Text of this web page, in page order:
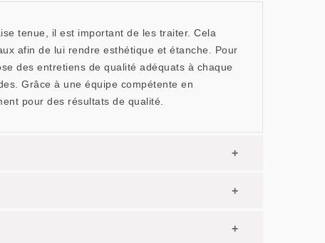
tenue, il est important de les traiter. Cela
afin de lui rendre esthétique et étanche. Pour
des entretiens de qualité adéquats à chaque
Grâce à une équipe compétente en
pour des résultats de qualité.